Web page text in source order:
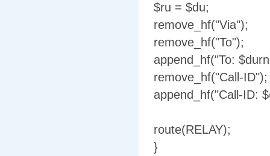
$ru = $du;
remove_hf("Via");
remove_hf("To");
append_hf("To:
remove_hf("Call-ID");
append_hf("Call-ID:
route(RELAY);
}